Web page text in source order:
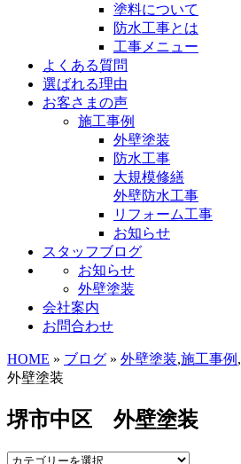
塗料について
防水工事とは
工事メニュー
よくある質問
選ばれる理由
お客さまの声
施工事例
外壁塗装
防水工事
大規模修繕
外壁防水工事
リフォーム工事
お知らせ
スタッフブログ
お知らせ
外壁塗装
会社案内
お問合わせ
HOME » ブログ » 外壁塗装,施工事例 ,
外壁塗装
堺市中区 外壁塗装